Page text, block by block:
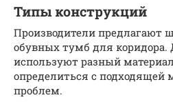
Типы конструкций
Производители предлагают
обувных тумб для коридора.
используют разный
определиться с подходящей
проблем.